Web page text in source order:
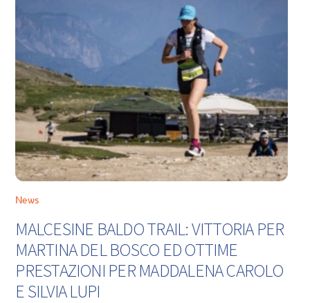
News
MALCESINE BALDO TRAIL: VITTORIA PER
MARTINA DEL BOSCO ED OTTIME
PRESTAZIONI PER MADDALENA CAROLO
E SILVIA LUPI